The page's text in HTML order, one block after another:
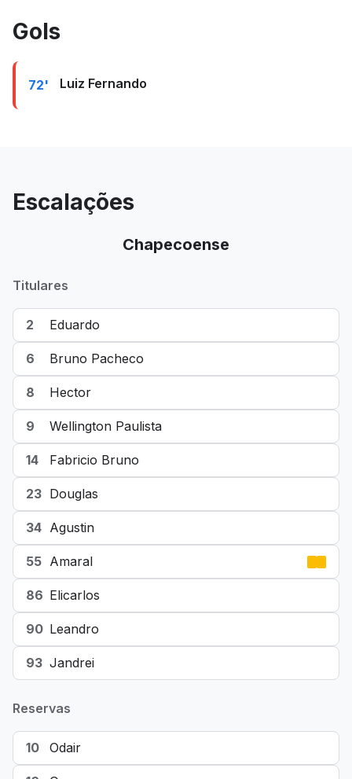
Gols
72' Luiz Fernando
Escalações
Chapecoense
Titulares
2 Eduardo
6 Bruno Pacheco
8 Hector
9 Wellington Paulista
14 Fabricio Bruno
23 Douglas
34 Agustin
55 Amaral
86 Elicarlos
90 Leandro
93 Jandrei
Reservas
10 Odair